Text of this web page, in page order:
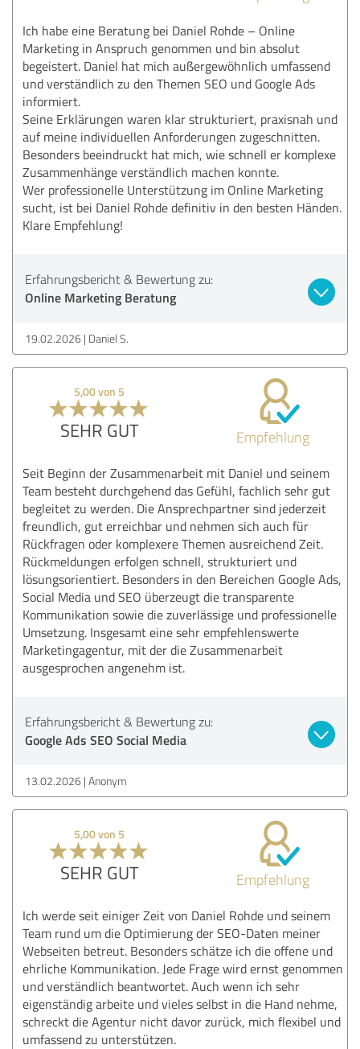
Ich habe eine Beratung bei Daniel Rohde – Online
Marketing in Anspruch genommen und bin absolut
begeistert. Daniel hat mich außergewöhnlich umfassend
und verständlich zu den Themen SEO und Google Ads
informiert.
Seine Erklärungen waren klar strukturiert, praxisnah und
auf meine individuellen Anforderungen zugeschnitten.
Besonders beeindruckt hat mich, wie schnell er komplexe
Zusammenhänge verständlich machen konnte.
Wer professionelle Unterstützung im Online Marketing
sucht, ist bei Daniel Rohde definitiv in den besten Händen.
Klare Empfehlung!
Erfahrungsbericht & Bewertung zu:
Online Marketing Beratung
19.02.2026 Daniel S.
5,00 von 5
SEHR GUT Empfehlung
Seit Beginn der Zusammenarbeit mit Daniel und seinem
Team besteht durchgehend das Gefühl, fachlich sehr gut
begleitet zu werden. Die Ansprechpartner sind jederzeit
freundlich, gut erreichbar und nehmen sich auch für
Rückfragen oder komplexere Themen ausreichend Zeit.
Rückmeldungen erfolgen schnell, strukturiert und
lösungsorientiert. Besonders in den Bereichen Google Ads,
Social Media und SEO überzeugt die transparente
Kommunikation sowie die zuverlässige und professionelle
Umsetzung. Insgesamt eine sehr empfehlenswerte
Marketingagentur, mit der die Zusammenarbeit
ausgesprochen angenehm ist.
Erfahrungsbericht & Bewertung zu:
Google Ads SEO Social Media
13.02.2026 Anonym
5,00 von 5
SEHR GUT Empfehlung
Ich werde seit einiger Zeit von Daniel Rohde und seinem
Team rund um die Optimierung der SEO-Daten meiner
Webseiten betreut. Besonders schätze ich die offene und
ehrliche Kommunikation. Jede Frage wird ernst genommen
und verständlich beantwortet. Auch wenn ich sehr
eigenständig arbeite und vieles selbst in die Hand nehme,
schreckt die Agentur nicht davor zurück, mich flexibel und
umfassend zu unterstützen.